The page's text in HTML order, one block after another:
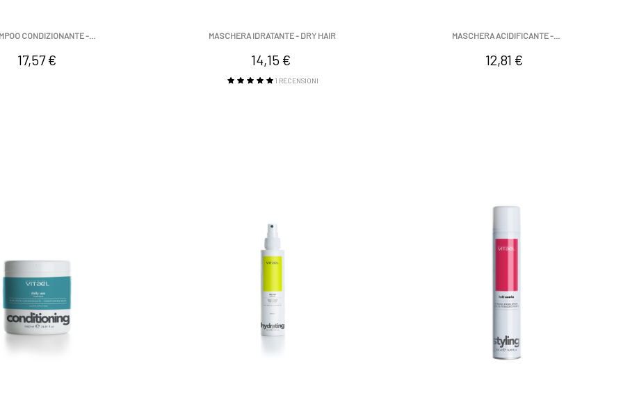
CONDIZIONANTE -...
Prezzo
17,57 €
MASCHERA IDRATANTE - DRY HAIR
Prezzo
14,15 €
1 RECENSIONI
MASCHERA ACIDIFICANTE -...
Prezzo
12,81 €